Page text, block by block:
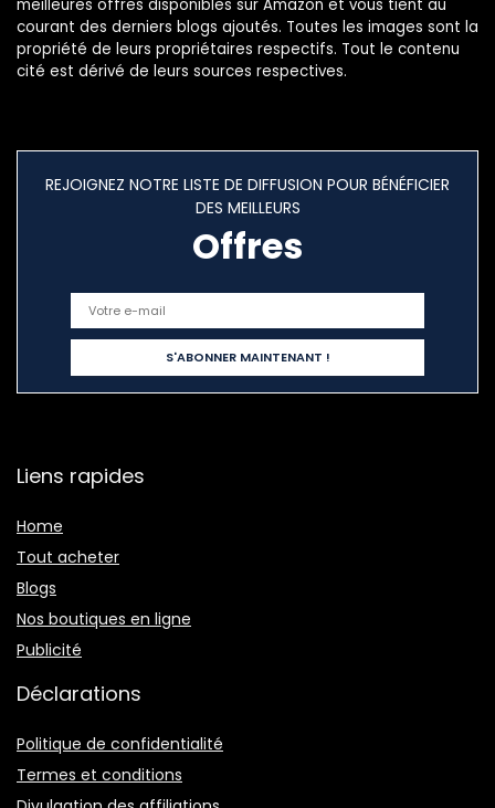
meilleures offres disponibles sur Amazon et vous tient au
courant des derniers blogs ajoutés. Toutes les images sont la
propriété de leurs propriétaires respectifs. Tout le contenu
cité est dérivé de leurs sources respectives.
REJOIGNEZ NOTRE LISTE DE DIFFUSION POUR BÉNÉFICIER
DES MEILLEURS
Offres
Liens rapides
Home
Tout acheter
Blogs
Nos boutiques en ligne
Publicité
Déclarations
Politique de confidentialité
Termes et conditions